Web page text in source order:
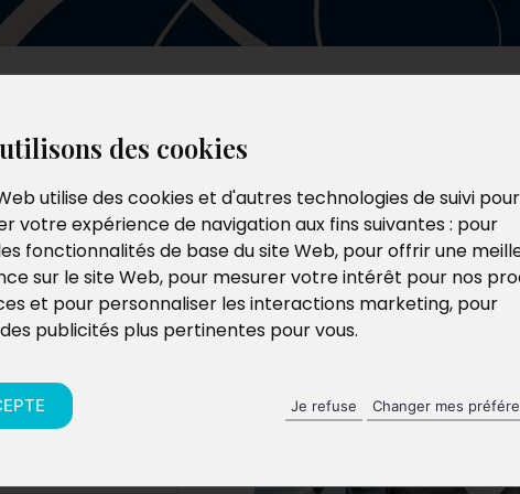
des cookies
utilise des cookies et d'autres technologies de suivi pour
votre expérience de navigation aux fins suivantes : pour
fonctionnalités de base du site Web, pour offrir une
sur le site Web, pour mesurer votre intérêt pour nos
et pour personnaliser les interactions marketing, pour
publicités plus pertinentes pour vous.
Je refuse Changer mes
: Les